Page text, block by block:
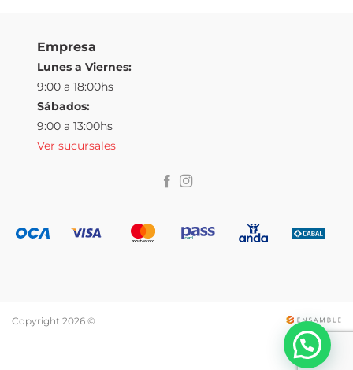
Empresa
Lunes a Viernes:
9:00 a 18:00hs
Sábados:
9:00 a 13:00hs
Ver sucursales
Copyright 2026 ©